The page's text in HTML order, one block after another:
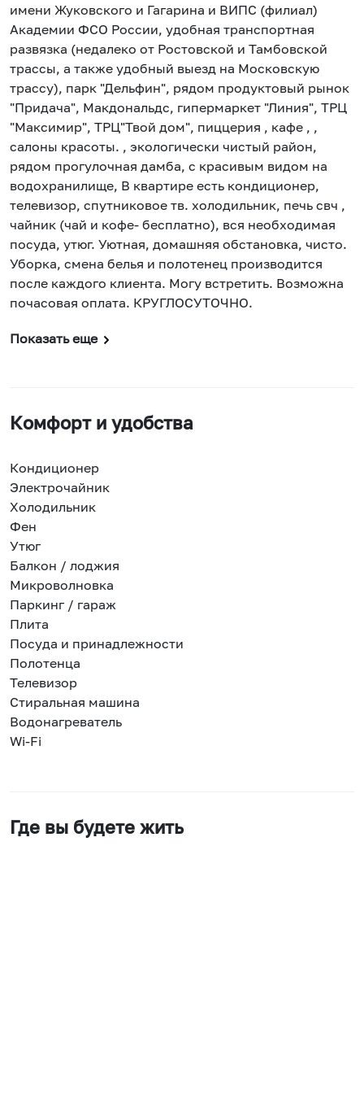
имени Жуковского и Гагарина и ВИПС (филиал)
Академии ФСО России, удобная транспортная
развязка (недалеко от Ростовской и Тамбовской
трассы, а также удобный выезд на Московскую
трассу), парк "Дельфин", рядом продуктовый рынок
"Придача", Макдональдс, гипермаркет "Линия", ТРЦ
"Максимир", ТРЦ"Твой дом", пиццерия , кафе , ,
салоны красоты. , экологически чистый район,
рядом прогулочная дамба, с красивым видом на
водохранилище, В квартире есть кондиционер,
телевизор, спутниковое тв. холодильник, печь свч ,
чайник (чай и кофе- бесплатно), вся необходимая
посуда, утюг. Уютная, домашняя обстановка, чисто.
Уборка, смена белья и полотенец производится
после каждого клиента. Могу встретить. Возможна
почасовая оплата. КРУГЛОСУТОЧНО.
Показать еще
Комфорт и удобства
Кондиционер
Электрочайник
Холодильник
Фен
Утюг
Балкон / лоджия
Микроволновка
Паркинг / гараж
Плита
Посуда и принадлежности
Полотенца
Телевизор
Стиральная машина
Водонагреватель
Wi-Fi
Где вы будете жить